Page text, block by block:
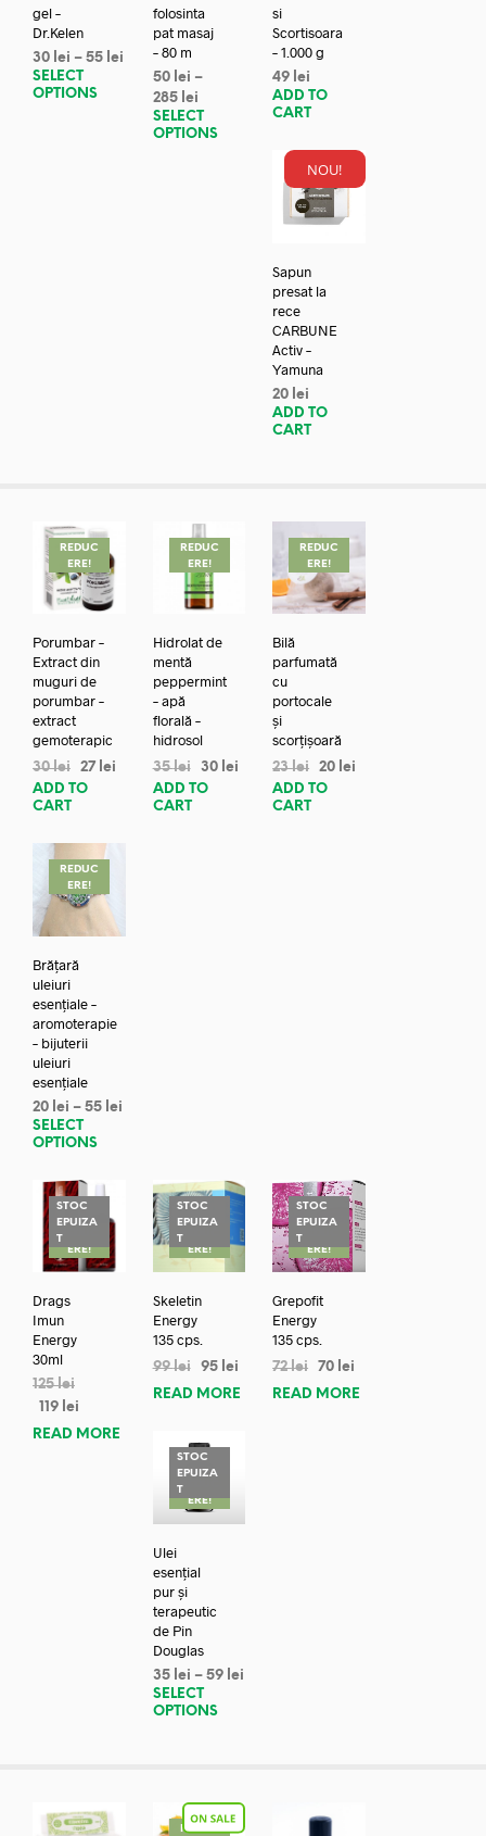
gel –
Dr.Kelen
30 lei – 55 lei
SELECT
OPTIONS
folosinta
pat masaj
– 80 m
50 lei –
285 lei
SELECT
OPTIONS
si
Scortisoara
– 1.000 g
49 lei
ADD TO
CART
NOU!
Sapun
presat la
rece
CARBUNE
Activ –
Yamuna
20 lei
ADD TO
CART
REDUC
ERE!
Porumbar –
Extract din
muguri de
porumbar –
extract
gemoterapic
30lei 27 lei
ADD TO
CART
REDUC
ERE!
Hidrolat de
mentă
peppermint
– apă
florală –
hidrosol
35lei 30 lei
ADD TO
CART
REDUC
ERE!
Bilă
parfumată
cu
portocale
și
scorțișoară
23lei 20 lei
ADD TO
CART
REDUC
ERE!
Brățară
uleiuri
esențiale –
aromoterapie
– bijuterii
uleiuri
esențiale
20 lei – 55 lei
SELECT
OPTIONS
STOC
EPUIZA
TREDUC
ERE!
Drags
Imun
Energy
30ml
125lei
119 lei
READ MORE
STOC
EPUIZA
TREDUC
ERE!
Skeletin
Energy
135 cps.
99lei 95 lei
READ MORE
STOC
EPUIZA
TREDUC
ERE!
Grepofit
Energy
135 cps.
72lei 70 lei
READ MORE
STOC
EPUIZA
TREDUC
ERE!
Ulei
esențial
pur și
terapeutic
de Pin
Douglas
35 lei – 59 lei
SELECT
OPTIONS
REDUC